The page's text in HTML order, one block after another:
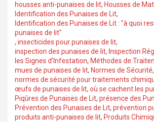
housses anti-punaises de lit, Housses de
Identification des Punaises de Lit,
Identification des Punaises de Lit : "à quoi
punaises de lit"
, insecticides pour punaises de lit,
inspection des punaises de lit, Inspection
les Signes d'Infestation, Méthodes de
mues de punaises de lit, Normes de Sécurité,
normes de sécurité pour traitements
œufs de punaises de lit, où se cachent les
Piqûres de Punaises de Lit, présence des
Prévention des Punaises de Lit, prévention
produits anti-punaises de lit, Produits